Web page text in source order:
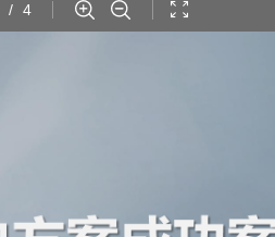
/ 4